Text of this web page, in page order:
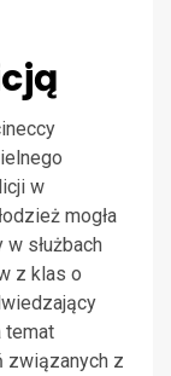
w
mogła
służbach
z klas o
temat
związanych z